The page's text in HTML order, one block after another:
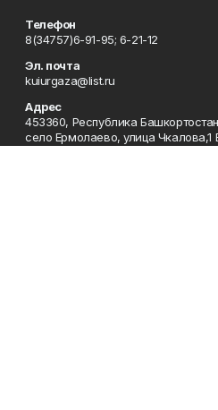
Телефон
8(34757)6-91-95; 6-21-12
Эл. почта
kuiurgaza@list.ru
Адрес
453360, Республика
село Ермолаево, улица Чкалова,1